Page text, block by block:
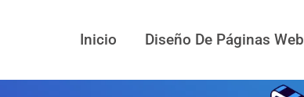
Inicio Diseño De Páginas Web